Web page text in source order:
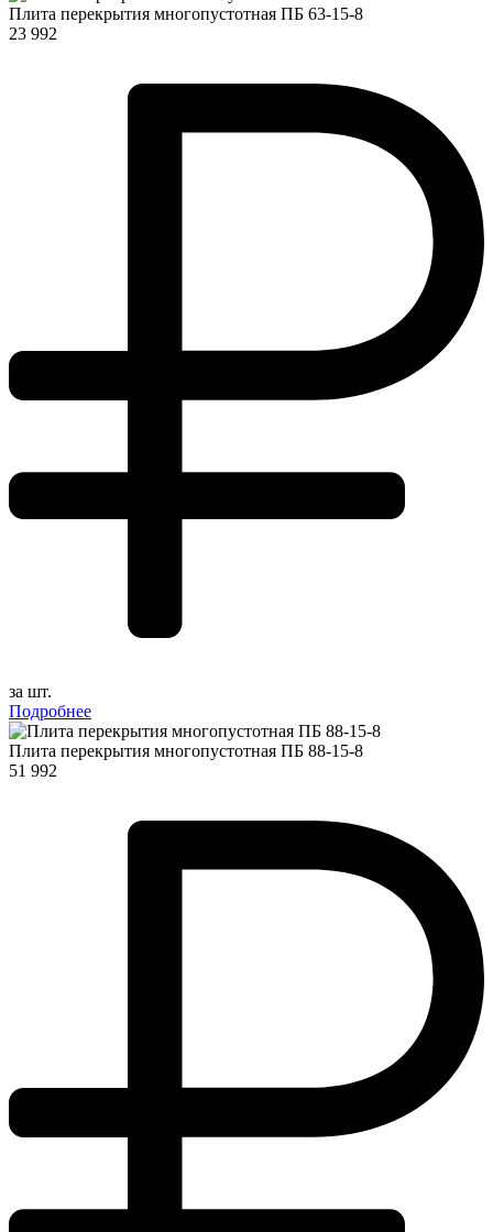
Плита перекрытия многопустотная ПБ 63-15-8
23 992
за шт.
Подробнее
Плита перекрытия многопустотная ПБ 88-15-8
51 992